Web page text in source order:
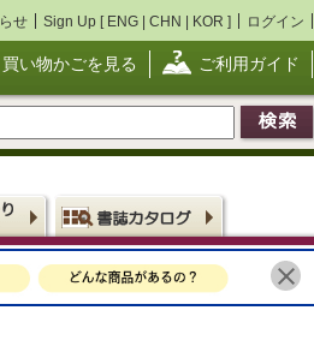
せ Sign Up [ ENG | CHN | KOR ] ログイン
買い物かごを見る ご利用ガイド